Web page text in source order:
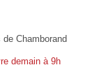
de Chamborand
demain à 9h